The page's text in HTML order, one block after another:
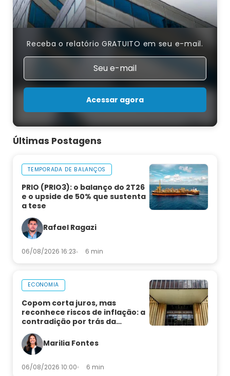
Receba o relatório GRATUITO em seu e-mail.
Acessar agora
Últimas Postagens
TEMPORADA DE BALANÇOS
PRIO (PRIO3): o balanço do 2T26
e o upside de 50% que sustenta
a tese
Rafael Ragazi
06/08/2026 16:23 6 min
ECONOMIA
Copom corta juros, mas
reconhece riscos de inflação: a
contradição por trás da
Marilia Fontes
06/08/2026 10:00 6 min